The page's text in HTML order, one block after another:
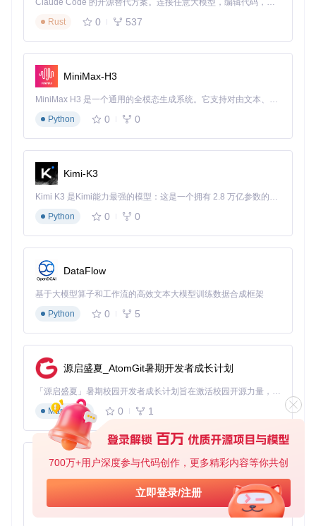
700万+用户深度参与代码创作，更多精彩内容等你共创
立即登录/注册
实施路径：科学决策的安装流程
环境准备阶段
git clone
确认BIOS版本（推荐2.77及以上）
验证硬盘接口类型（SATA III或NVMe转接）
BIOS配置决策指南
启动设置
禁用CSM兼容性支持模块
设置UEFI Only启动模式
禁用Secure Boot
硬件参数调整
启用AHCI模式
调整USB充电设置为Always On
场景验证：功能实现与问题诊断
核心功能验证矩阵
测试
项目
验证方法 预期结果
显卡
启动QuickTime播放
无卡顿且CPU占用率<3
唤醒
合上屏幕后等待30秒
唤醒
3秒内恢复且网络连接自
动重连
Claude Code 的开源替代方案。连接任意大模型，编辑代码，运行命令，自动验证 — 全自动执行。用 Rust 构建，极致性能。 ｜ An open-source alternative to Claude Code. Connect any LLM, edit code, run commands, and verify changes — autonomously. Built in Rust for speed. Get Started
Rust
0 537
MiniMax-H3
MiniMax H3 是一个通用的全模态生成系统。它支持对由文本、图像、视频和音频组成的多模态上下文进行统一理解，并能生成分辨率高达 2K、时长可达 15 秒的带原生立体声音频的视频。得益于面向任务泛化的系统设计，H3 在预训练阶段就已具备广泛的多模态上下文理解与生成能力，能够出色地执行复杂的多模态指令。
Python
0 0
Kimi-K3
Kimi K3 是Kimi能力最强的模型：这是一个拥有 2.8 万亿参数的混合专家（MoE）模型，具备原生视觉理解能力，并支持 100 万 token 的上下文窗口。
Python
0 0
DataFlow
基于大模型算子和工作流的高效文本大模型训练数据合成框架
Python
0 5
源启盛夏_AtomGit暑期开发者成长计划
「源启盛夏」暑期校园开发者成长计划旨在激活校园开源力量，通过积分激励、认证扶持、资源倾斜等形式，引导高校组织和开发者完成「入驻 — 建项目 — 做贡献 — 获认证 — 得资源」的完整闭环。无论你是想带领社团入驻平台的组织者，还是希望用代码贡献证明自己的开发者，都能在这里找到属于你的成长路径。
Markdown
0 1
py-xiaozhi
基于Python的Xiaozhi AI，适用于想要完整Xiaozhi体验而无需拥有专用硬件的用户。
Python
0 1